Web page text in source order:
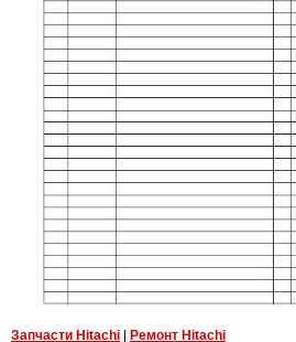
Запчасти Hitachi Ремонт Hitachi